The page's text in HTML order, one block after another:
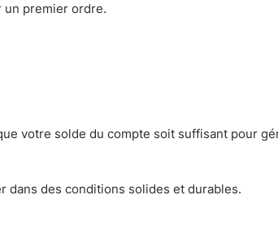
un premier ordre.
votre solde du compte soit suffisant pour
dans des conditions solides et durables.